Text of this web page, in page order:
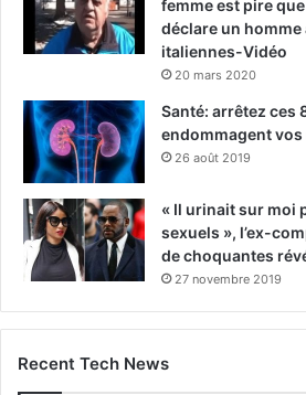
femme est pire
déclare un
italiennes-Vidéo
20 mars 2020
Santé: arrêtez ces
endommagent vos
26 août 2019
« Il urinait sur moi
sexuels », l’ex-
de choquantes
27 novembre 2019
Recent Tech News